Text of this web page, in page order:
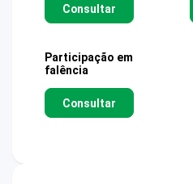
Consultar
Participação em
falência
Consultar